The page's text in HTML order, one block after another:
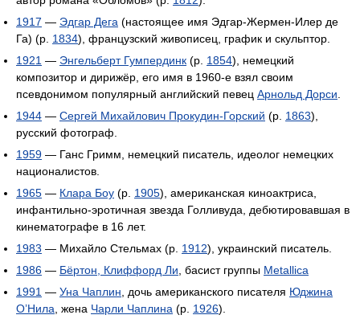
1917 — Эдгар Дега (настоящее имя Эдгар-Жермен-Илер де
Га) (р. 1834), французский живописец, график и скульптор.
1921 — Энгельберт Гумпердинк (р. 1854), немецкий
композитор и дирижёр, его имя в 1960-е взял своим
псевдонимом популярный английский певец Арнольд Дорси
1944 — Сергей Михайлович Прокудин-Горский (р. 1863),
русский фотограф.
1959 — Ганс Гримм, немецкий писатель, идеолог немецких
националистов.
1965 — Клара Боу (р. 1905), американская киноактриса,
инфантильно-эротичная звезда Голливуда, дебютировавшая в
кинематографе в 16 лет.
1983 — Михайло Стельмах (р. 1912), украинский писатель.
1986 — Бёртон, Клиффорд Ли , басист группы Metallica
1991 — Уна Чаплин , дочь американского писателя Юджина
О’Нила , жена Чарли Чаплина (р. 1926).